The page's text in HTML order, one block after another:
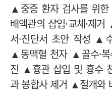
▲중증 환자 검사를 위
배액관의 삽입·교체·제
서·진단서 초안 작성 ▲
▲동맥혈 천자 ▲골수·
진 ▲흉관 삽입 및 흉수
과 봉합사 제거 ▲절개와